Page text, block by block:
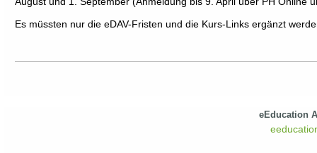
Es müssten nur die eDAV-Fristen und die Kurs-Links ergänzt
eEducation